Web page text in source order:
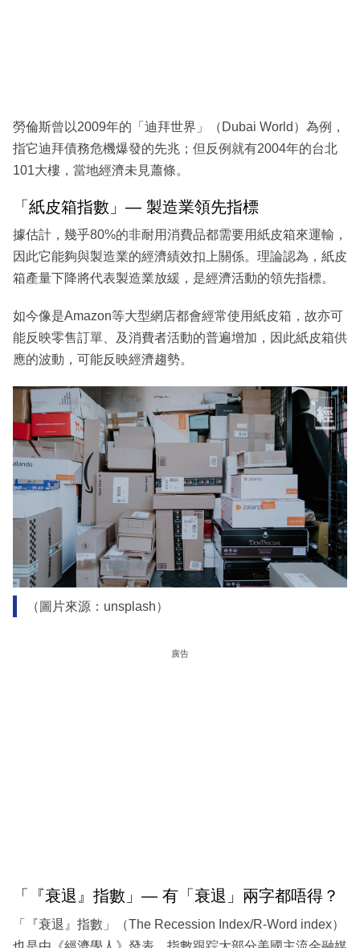
勞倫斯曾以2009年的「迪拜世界」（Dubai World）為例，
指它迪拜債務危機爆發的先兆；但反例就有2004年的台北
101大樓，當地經濟未見蕭條。
「紙皮箱指數」— 製造業領先指標
據估計，幾乎80%的非耐用消費品都需要用紙皮箱來運輸，
因此它能夠與製造業的經濟績效扣上關係。理論認為，紙皮
箱產量下降將代表製造業放緩，是經濟活動的領先指標。
如今像是Amazon等大型網店都會經常使用紙皮箱，故亦可
能反映零售訂單、及消費者活動的普遍增加，因此紙皮箱供
應的波動，可能反映經濟趨勢。
（圖片來源：unsplash）
廣告
「『衰退』指數」— 有「衰退」兩字都唔得？
「『衰退』指數」（The Recession Index/R-Word index）